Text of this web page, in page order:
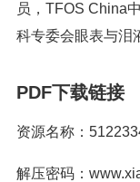
员，TFOS China
科专委会眼表与泪
PDF下载链接
资源名称：
解压密码：